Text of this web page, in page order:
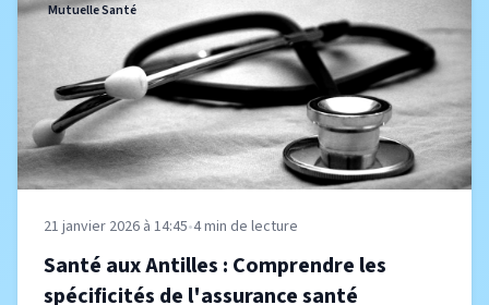
Mutuelle Santé
21 janvier 2026 à 14:45•4min de lecture
Santé aux Antilles : Comprendre les
spécificités de l'assurance santé